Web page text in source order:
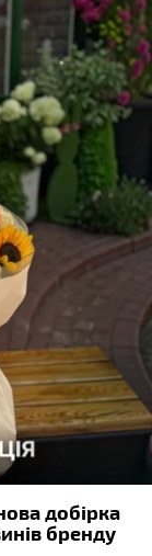
добірка
бренду